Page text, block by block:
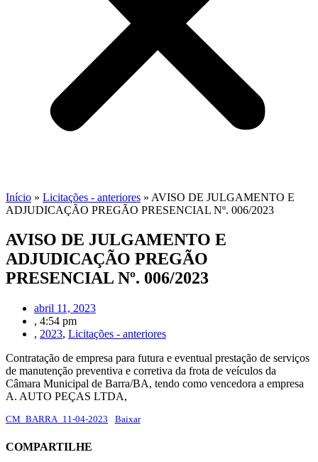
Início » Licitações - anteriores » AVISO DE JULGAMENTO E
ADJUDICAÇÃO PREGÃO PRESENCIAL Nº. 006/2023
AVISO DE JULGAMENTO E
ADJUDICAÇÃO PREGÃO
PRESENCIAL Nº. 006/2023
abril 11, 2023
, 4:54 pm
, 2023, Licitações - anteriores
Contratação de empresa para futura e eventual prestação de serviços
de manutenção preventiva e corretiva da frota de veículos da
Câmara Municipal de Barra/BA, tendo como vencedora a empresa
A. AUTO PEÇAS LTDA,
CM_BARRA_11-04-2023 Baixar
COMPARTILHE